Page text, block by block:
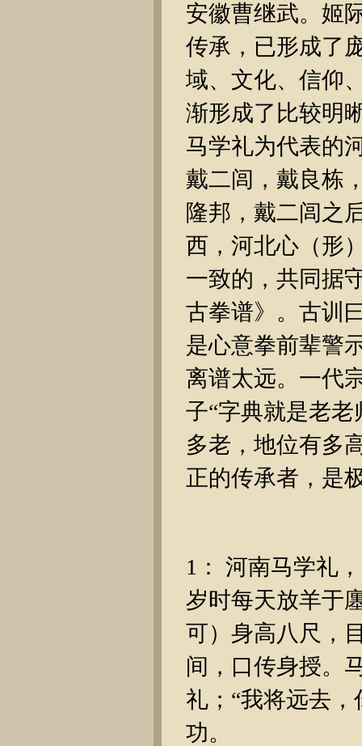
安徽曹继武。姬
传承，已形成了
域、文化、信仰
渐形成了比较明
马学礼为代表的
戴二闾，戴良栋
隆邦，戴二闾之
西，河北心（形
一致的，共同据
古拳谱》。古训
是心意拳前辈警
离谱太远。一代
子“字典就是老
多老，地位有多
正的传承者，是
1： 河南马学礼
岁时每天放羊于
可）身高八尺，
间，口传身授。
礼；“我将远去
功。